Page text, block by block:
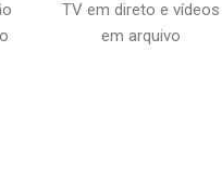
TV em direto e vídeos
em arquivo